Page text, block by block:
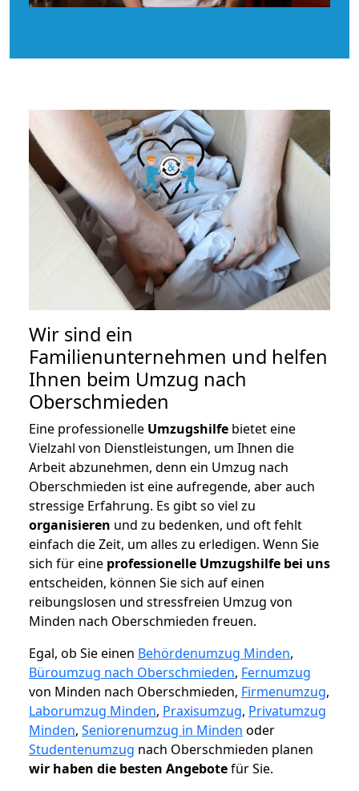
Wir sind ein
Familienunternehmen und helfen
Ihnen beim Umzug nach
Oberschmieden
Eine professionelle Umzugshilfe bietet eine
Vielzahl von Dienstleistungen, um Ihnen die
Arbeit abzunehmen, denn ein Umzug nach
Oberschmieden ist eine aufregende, aber auch
stressige Erfahrung. Es gibt so viel zu
organisieren und zu bedenken, und oft fehlt
einfach die Zeit, um alles zu erledigen. Wenn Sie
sich für eine professionelle Umzugshilfe bei uns
entscheiden, können Sie sich auf einen
reibungslosen und stressfreien Umzug von
Minden nach Oberschmieden freuen.
Egal, ob Sie einen Behördenumzug Minden,
Büroumzug nach Oberschmieden, Fernumzug
von Minden nach Oberschmieden, Firmenumzug,
Laborumzug Minden, Praxisumzug, Privatumzug
Minden, Seniorenumzug in Minden oder
Studentenumzug nach Oberschmieden planen
wir haben die besten Angebotefür Sie.